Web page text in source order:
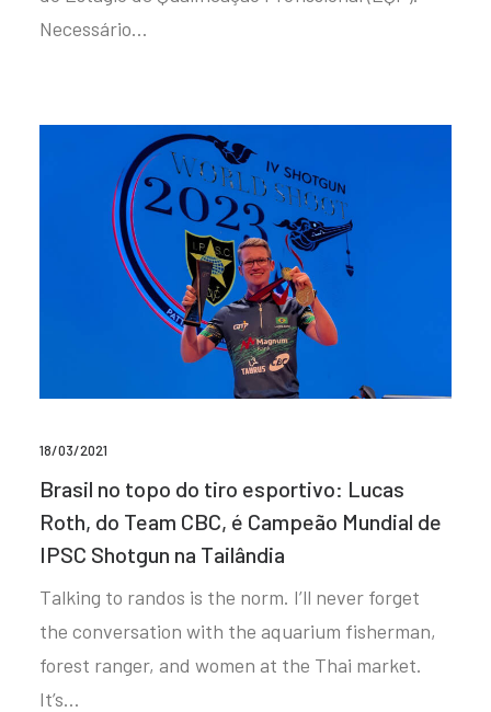
Necessário…
18/03/2021
Brasil no topo do tiro esportivo: Lucas
Roth, do Team CBC, é Campeão Mundial de
IPSC Shotgun na Tailândia
Talking to randos is the norm. I’ll never forget
the conversation with the aquarium fisherman,
forest ranger, and women at the Thai market.
It’s…